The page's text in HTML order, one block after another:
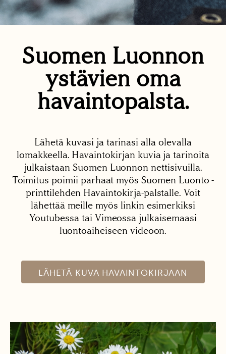
Suomen Luonnon
ystävien oma
havaintopalsta.
Lähetä kuvasi ja tarinasi alla olevalla
lomakkeella. Havaintokirjan kuvia ja tarinoita
julkaistaan Suomen Luonnon nettisivuilla.
Toimitus poimii parhaat myös Suomen Luonto -
printtilehden Havaintokirja-palstalle. Voit
lähettää meille myös linkin esimerkiksi
Youtubessa tai Vimeossa julkaisemaasi
luontoaiheiseen videoon.
LÄHETÄ KUVA HAVAINTOKIRJAAN